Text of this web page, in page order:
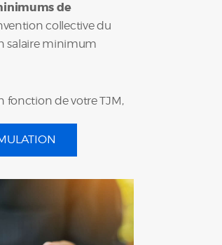
de
collective du
salaire minimum
fonction de votre TJM,